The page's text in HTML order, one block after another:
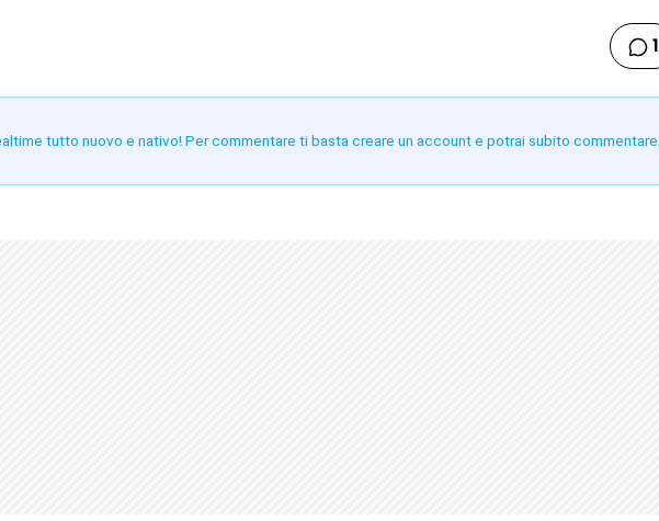
1
tutto nuovo e nativo! Per commentare ti basta creare un account e potrai subito commentare.